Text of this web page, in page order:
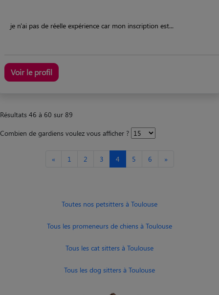
je n'ai pas de réelle expérience car mon inscription est...
Voir le profil
Résultats 46 à 60 sur 89
Combien de gardiens voulez vous afficher ?
« 1 2 3 4 5 6 »
Toutes nos petsitters à Toulouse
Tous les promeneurs de chiens à Toulouse
Tous les cat sitters à Toulouse
Tous les dog sitters à Toulouse